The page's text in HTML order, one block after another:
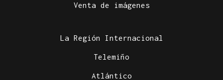
Venta de imágenes
La Región Internacional
Telemiño
Atlántico